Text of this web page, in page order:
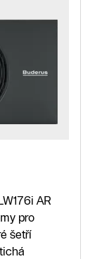
AR
pro
šetří